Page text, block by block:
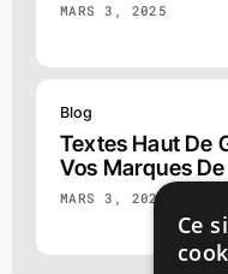
MARS 3, 2025
Blog
Textes Haut De
Vos Marques
MARS 3, 2025
Ce